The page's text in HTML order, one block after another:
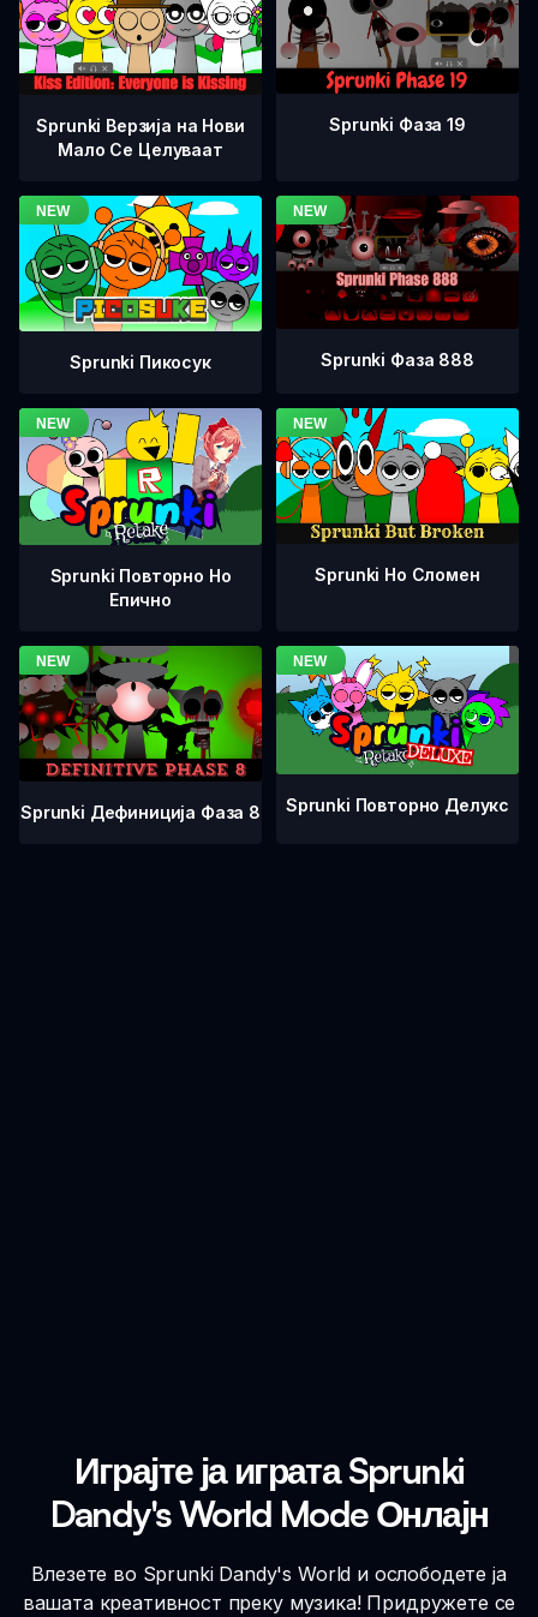
Sprunki Верзија на Нови
Мало Се Целуваат
Sprunki Фаза 19
Sprunki Пикосук Sprunki Фаза 888
Sprunki Повторно Но
Епично
Sprunki Но Сломен
Sprunki Дефиниција Фаза 8 Sprunki Повторно Делукс
Играјте ја играта Sprunki
Dandy's World Mode Онлајн
Влезете во Sprunki Dandy's World и ослободете ја
вашата креативност преку музика! Придружете се